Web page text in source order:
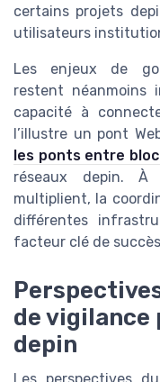
certains projets
utilisateurs
Les enjeux de
restent néanmoins
capacité à
l’illustre un pont
les ponts entre
réseaux depin.
multiplient, la
différentes
facteur clé de
de vigilance
depin